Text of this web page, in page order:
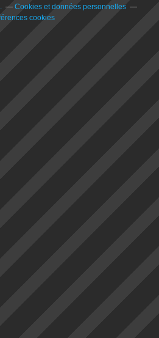
Cookies et données personnelles
cookies